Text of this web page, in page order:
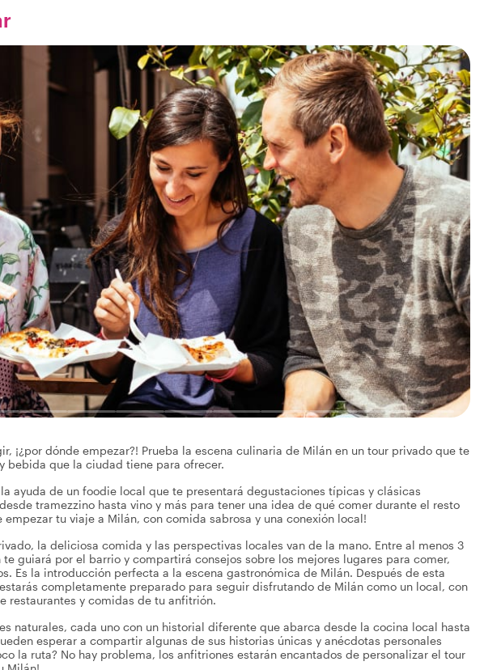
¡¿por dónde empezar?! Prueba la escena culinaria de Milán en un tour privado que te
bebida que la ciudad tiene para ofrecer.
ayuda de un foodie local que te presentará degustaciones típicas y clásicas
tramezzino hasta vino y más para tener una idea de qué comer durante el resto
empezar tu viaje a Milán, con comida sabrosa y una conexión local!
la deliciosa comida y las perspectivas locales van de la mano. Entre al menos 3
guiará por el barrio y compartirá consejos sobre los mejores lugares para comer,
Es la introducción perfecta a la escena gastronómica de Milán. Después de esta
completamente preparado para seguir disfrutando de Milán como un local, con
restaurantes y comidas de tu anfitrión.
naturales, cada uno con un historial diferente que abarca desde la cocina local hasta
esperar a compartir algunas de sus historias únicas y anécdotas personales
la ruta? No hay problema, los anfitriones estarán encantados de personalizar el tour